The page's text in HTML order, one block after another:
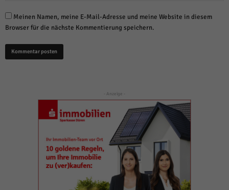
Meinen Namen, meine E-Mail-Adresse und meine Website in diesem
Browser für die nächste Kommentierung speichern.
- Anzeige -